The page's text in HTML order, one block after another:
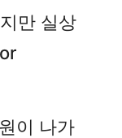
만 실상
이 나가